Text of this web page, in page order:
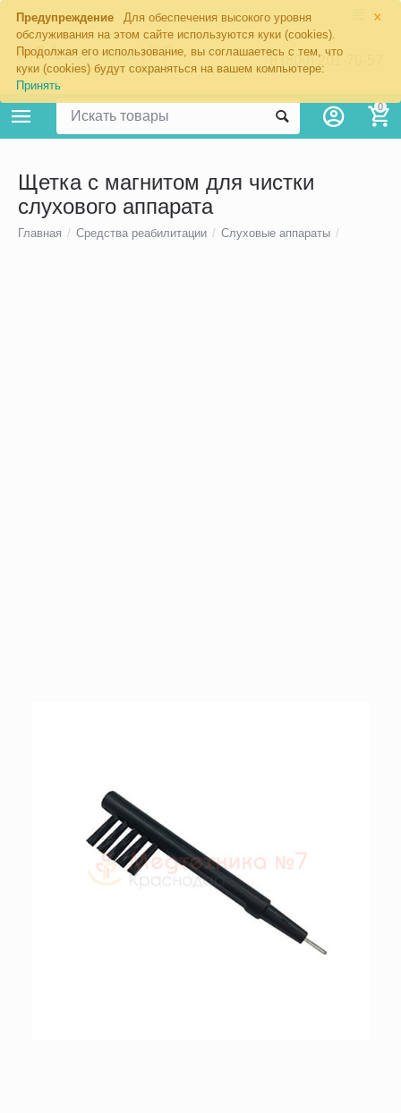
×
Предупреждение
Для обеспечения высокого уровня
обслуживания на этом сайте используются куки (cookies).
Продолжая его использование, вы соглашаетесь с тем, что
куки (cookies) будут сохраняться на вашем компьютере:
Принять
8 (800) 201-70-57
0
Щетка с магнитом для чистки
слухового аппарата
Главная / Средства реабилитации / Слуховые аппараты /